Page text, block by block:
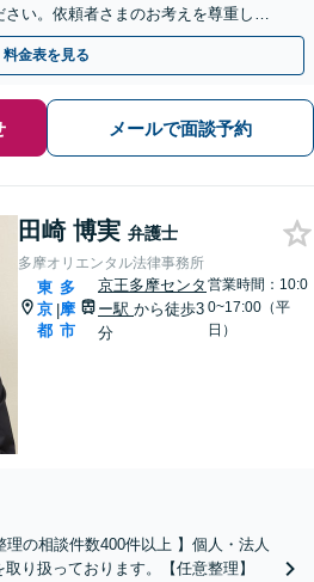
い。依頼者さまのお考えを尊重しな
す【三越前駅1分】
料金表を見る
メールで面談予約
田崎 博実 弁護士
多摩オリエンタル法律事務所
東
京
都
|
多
摩
市
京王多摩センタ
ー駅から徒歩3
分
営業時間：10:0
0~17:00（平
日）
理の相談件数400件以上 】個人・法人
り扱っております。【任意整理】